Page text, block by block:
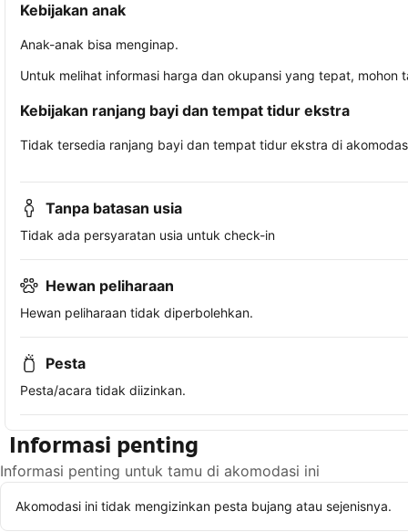
Kebijakan anak
Anak-anak bisa menginap.
Untuk melihat informasi harga dan okupansi yang tepat,
Kebijakan ranjang bayi dan tempat tidur ekstra
Tidak tersedia ranjang bayi dan tempat tidur ekstra di
Tanpa batasan usia
Tidak ada persyaratan usia untuk check-in
Hewan peliharaan
Hewan peliharaan tidak diperbolehkan.
Pesta
Pesta/acara tidak diizinkan.
Informasi penting
Informasi penting untuk tamu di akomodasi ini
Akomodasi ini tidak mengizinkan pesta bujang atau sejenisnya.